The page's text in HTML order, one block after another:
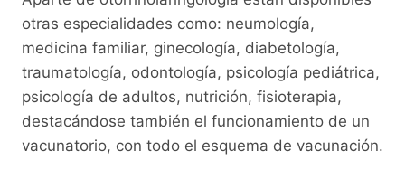
otras especialidades como: neumología,
medicina familiar, ginecología, diabetología,
traumatología, odontología, psicología pediátrica,
psicología de adultos, nutrición, fisioterapia,
destacándose también el funcionamiento de un
vacunatorio, con todo el esquema de vacunación.